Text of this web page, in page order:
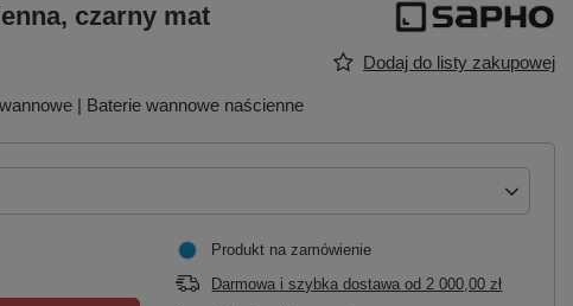
czarny mat
Dodaj do listy zakupowej
| Baterie wannowe naścienne
Produkt na zamówienie
Darmowa i szybka dostawa od2 000,00 zł